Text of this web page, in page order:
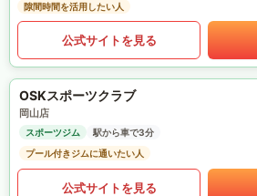
隙間時間を活用したい人
公式サイトを見る
OSKスポーツクラブ
岡山店
スポーツジム
駅から車で3分
プール付きジムに通いたい人
公式サイトを見る